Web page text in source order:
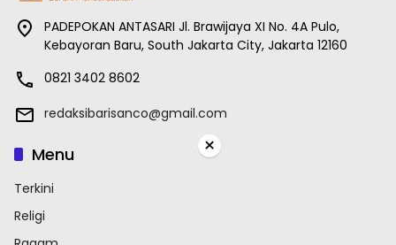
PADEPOKAN ANTASARI Jl. Brawijaya XI No. 4A Pulo,
Kebayoran Baru, South Jakarta City, Jakarta 12160
0821 3402 8602
redaksibarisanco@gmail.com
Menu
Terkini
Religi
×